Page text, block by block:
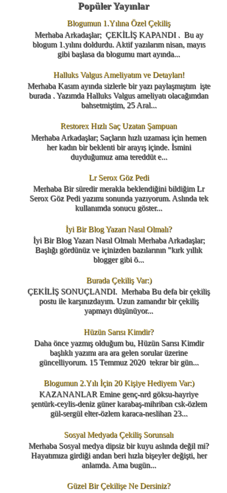
Popüler Yayınlar
Blogumun 1.Yılına Özel Çekiliş
Merhaba Arkadaşlar; ÇEKİLİŞ KAPANDI . Bu ay
blogum 1.yılını doldurdu. Aktif yazılarım nisan, mayıs
gibi başlasa da blogumu mart ayında...
Halluks Valgus Ameliyatım ve Detayları!
Merhaba Kasım ayında sizlerle bir yazı paylaşmıştım işte
burada . Yazımda Halluks Valgus ameliyatı olacağımdan
bahsetmiştim, 25 Aral...
Restorex Hızlı Saç Uzatan Şampuan
Merhaba Arkadaşlar; Saçların hızlı uzaması için hemen
her kadın bir beklenti bir arayış içinde. İsmini
duyduğumuz ama tereddüt e...
Lr Serox Göz Pedi
Merhaba Bir süredir merakla beklendiğini bildiğim Lr
Serox Göz Pedi yazımı sonunda yazıyorum. Aslında tek
kullanımda sonucu göster...
İyi Bir Blog Yazarı Nasıl Olmalı?
İyi Bir Blog Yazarı Nasıl Olmalı Merhaba Arkadaşlar;
Başlığı gördünüz ve içinizden bazılarının "kırk yıllık
blogger gibi ö...
Burada Çekiliş Var:)
ÇEKİLİŞ SONUÇLANDI. Merhaba Bu defa bir çekiliş
postu ile karşınızdayım. Uzun zamandır bir çekiliş
yapmayı düşünüyor...
Hüzün Sarısı Kimdir?
Daha önce yazmış olduğum bu, Hüzün Sarısı Kimdir
başlıklı yazımı ara ara gelen sorular üzerine
güncelliyorum. 15 Temmuz 2020 tekrar bir gün...
Blogumun 2.Yılı İçin 20 Kişiye Hediyem Var:)
KAZANANLAR Emine genç-nrd göksu-hayriye
şentürk-ceylis-deniz güner karabaş-mihriban csk-özlem
gül-sergül elter-özlem karaca-neslihan 23...
Sosyal Medyada Çekiliş Sorunsalı
Merhaba Sosyal medya dipsiz bir kuyu aslında değil mi?
Hayatımıza girdiği andan beri hızla bişeyler değişti, her
anlamda. Ama bugün...
Güzel Bir Çekilişe Ne Dersiniz?